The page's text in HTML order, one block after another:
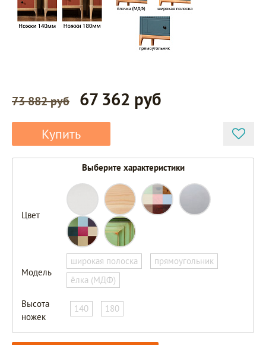
73 882 руб 67 362 руб
Купить
Выберите характеристики
Цвет
Модель
широкая полоска
прямоугольник
ёлка (МДФ)
Высота
ножек
140 180